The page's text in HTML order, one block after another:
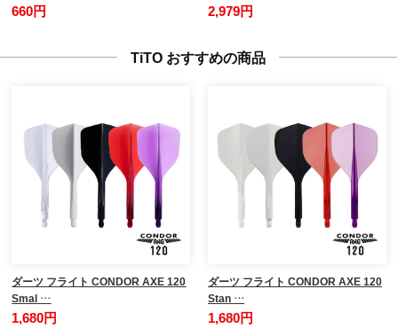
660円 2,979円
TiTO おすすめの商品
ダーツ フライト CONDOR AXE 120
Smal …
1,680円
ダーツ フライト CONDOR AXE 120
Stan …
1,680円